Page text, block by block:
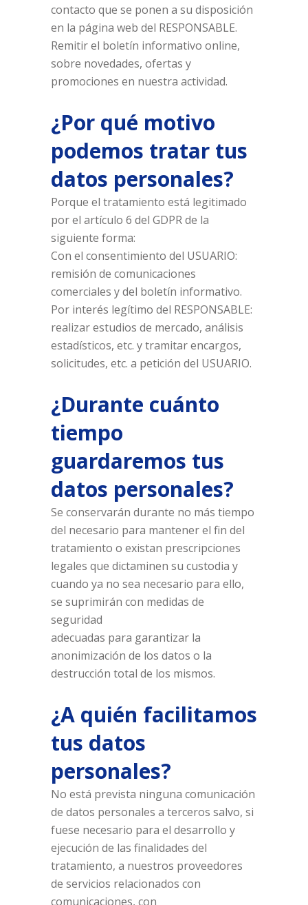
contacto que se ponen a su disposición
en la página web del RESPONSABLE.
Remitir el boletín informativo online,
sobre novedades, ofertas y
promociones en nuestra actividad.
¿Por qué motivo
podemos tratar tus
datos personales?
Porque el tratamiento está legitimado
por el artículo 6 del GDPR de la
siguiente forma:
Con el consentimiento del USUARIO:
remisión de comunicaciones
comerciales y del boletín informativo.
Por interés legítimo del RESPONSABLE:
realizar estudios de mercado, análisis
estadísticos, etc. y tramitar encargos,
solicitudes, etc. a petición del USUARIO.
¿Durante cuánto
tiempo
guardaremos tus
datos personales?
Se conservarán durante no más tiempo
del necesario para mantener el fin del
tratamiento o existan prescripciones
legales que dictaminen su custodia y
cuando ya no sea necesario para ello,
se suprimirán con medidas de
seguridad
adecuadas para garantizar la
anonimización de los datos o la
destrucción total de los mismos.
¿A quién facilitamos
tus datos
personales?
No está prevista ninguna comunicación
de datos personales a terceros salvo, si
fuese necesario para el desarrollo y
ejecución de las finalidades del
tratamiento, a nuestros proveedores
de servicios relacionados con
comunicaciones, con